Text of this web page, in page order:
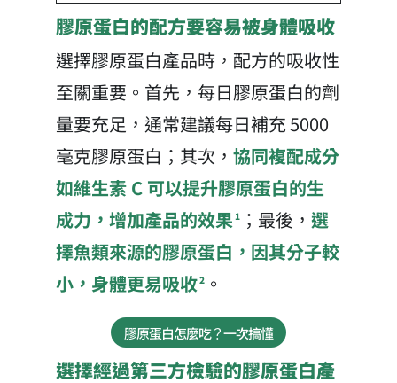
膠原蛋白的配方要容易被身體吸收
選擇膠原蛋白產品時，配方的吸收性
至關重要。首先，每日膠原蛋白的劑
量要充足，通常建議每日補充 5000
毫克膠原蛋白；其次， 協同複配成分
如維生素 C 可以提升膠原蛋白的生
成力，增加產品的效果 1；最後， 選
擇魚類來源的膠原蛋白，因其分子較
小，身體更易吸收2。
膠原蛋白怎麼吃？一次搞懂
選擇經過第三方檢驗的膠原蛋白產